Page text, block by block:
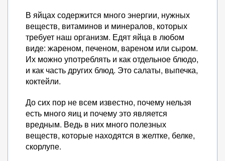
В яйцах содержится много энергии, нужных
веществ, витаминов и минералов, которых
требует наш организм. Едят яйца в любом
виде: жареном, печеном, вареном или сыром.
Их можно употреблять и как отдельное блюдо,
и как часть других блюд. Это салаты, выпечка,
коктейли.
До сих пор не всем известно, почему нельзя
есть много яиц и почему это является
вредным. Ведь в них много полезных
веществ, которые находятся в желтке, белке,
скорлупе.